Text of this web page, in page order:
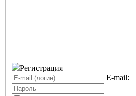
Регистрация
E-mail: